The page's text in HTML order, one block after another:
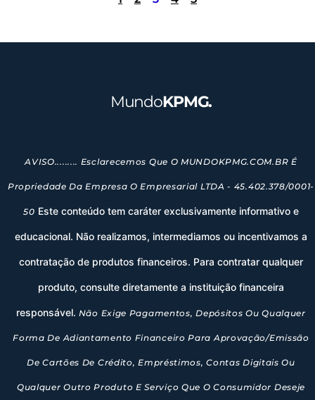
MundoKPMG.
AVISO......... Esclarecemos Que O MUNDOKPMG.COM.BR É
Propriedade Da Empresa O Empresarial LTDA - 45.402.378/0001-
50 Este conteúdo tem caráter exclusivamente informativo e
educacional. Não realizamos, intermediamos ou incentivamos a
contratação de produtos financeiros. Para contratar qualquer
produto, consulte diretamente a instituição financeira
responsável. Não Exige Pagamentos, Depósitos Ou Qualquer
Forma De Adiantamento Financeiro Para Aprovação/emissão
De Cartões De Crédito, Empréstimos, Contas Digitais Ou
Qualquer Outro Produto E Serviço Que O Consumidor Deseje